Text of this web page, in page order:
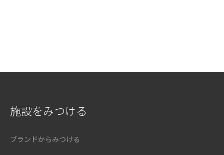
施設をみつける
ブランドからみつける